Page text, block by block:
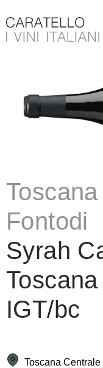
Salta la galleria
Fontodi
Syrah
IGT/bc
Toscana Centrale